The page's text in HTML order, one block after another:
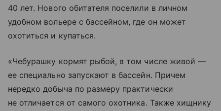
40 лет. Нового обитателя поселили в личном
удобном вольере с бассейном, где он может
охотиться и купаться.
«Чебурашку кормят рыбой, в том числе живой —
ее специально запускают в бассейн. Причем
нередко добыча по размеру практически
не отличается от самого охотника. Также хищнику